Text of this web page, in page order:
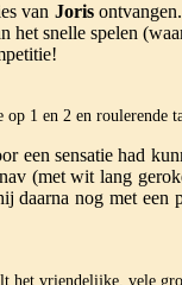
van Joris
het snelle spelen
1 en 2 en roulerende
een sensatie had
(met wit lang
daarna nog met
het vriendelijke, vele